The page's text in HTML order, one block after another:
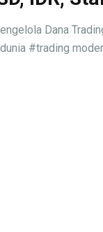
Dana
#trading